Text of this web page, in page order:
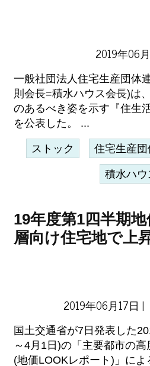
2019年06
一般社団法人住宅生産団体
則会長=積水ハウス会長)は
のあるべき姿を示す『住生
を公表した。 ...
ストック 住宅生産
積水ハウ
19年度第1四半期
層向け住宅地で上
2019年06月17日 |
国土交通省が7日発表した
～4月1日)の「主要都市の
(地価LOOKレポート)」に